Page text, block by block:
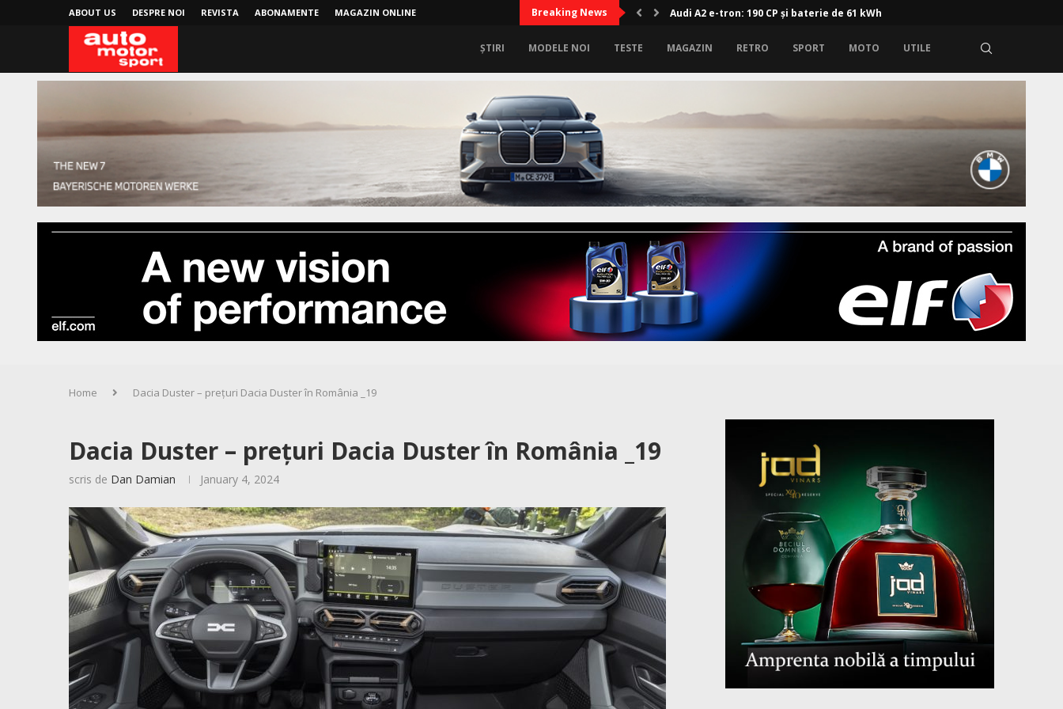
ABOUT US DESPRE NOI REVISTA ABONAMENTE MAGAZIN ONLINE Breaking News Audi A2 e-tron: 190 CP și baterie de 61 kWh
ȘTIRI MODELE NOI TESTE MAGAZIN RETRO SPORT MOTO UTILE
Home Dacia Duster – prețuri Dacia Duster în România _19
Dacia Duster – prețuri Dacia Duster în România _19
scris de Dan Damian January 4, 2024